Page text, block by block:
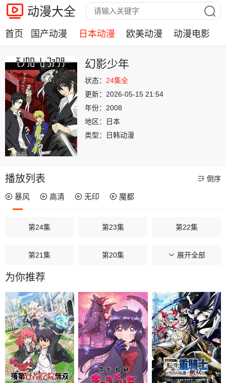
动漫大全
首页 国产动漫 日本动漫 欧美动漫 动漫电影
幻影少年
状态： 24集全
更新： 2026-05-15 21:54
年份： 2008
地区：
日本
类型：
日韩动漫
播放列表 倒序
暴风 高清 无印 魔都
第24集 第23集 第22集
第21集 第20集 第19集
第18集
第15集 第14集 第13集
第12集 第11集 第10集
第09集 第08集 第07集
展开全部
为你推荐